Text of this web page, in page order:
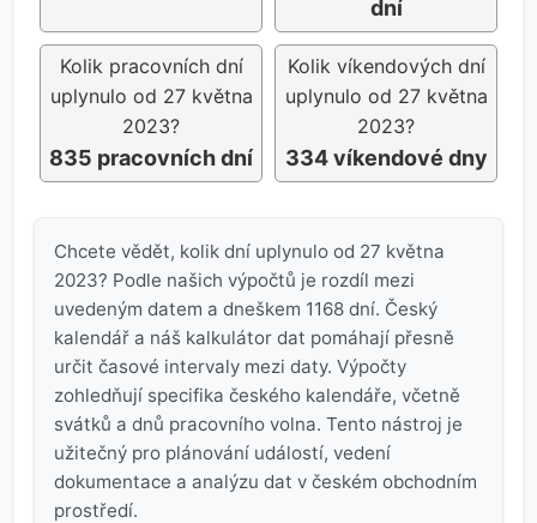
dní
Kolik pracovních dní
uplynulo od 27 května
2023?
835 pracovních dní
Kolik víkendových dní
uplynulo od 27 května
2023?
334 víkendové dny
Chcete vědět, kolik dní uplynulo od 27 května
2023? Podle našich výpočtů je rozdíl mezi
uvedeným datem a dneškem 1168 dní. Český
kalendář a náš kalkulátor dat pomáhají přesně
určit časové intervaly mezi daty. Výpočty
zohledňují specifika českého kalendáře, včetně
svátků a dnů pracovního volna. Tento nástroj je
užitečný pro plánování událostí, vedení
dokumentace a analýzu dat v českém obchodním
prostředí.